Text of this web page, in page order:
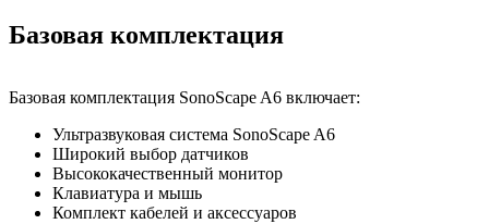
Базовая комплектация
Базовая комплектация SonoScape A6 включает:
Ультразвуковая система SonoScape A6
Широкий выбор датчиков
Высококачественный монитор
Клавиатура и мышь
Комплект кабелей и аксессуаров